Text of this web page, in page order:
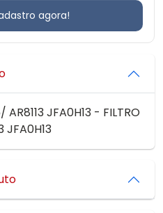
agora!
AR8113 JFA0H13 - FILTRO
JFA0H13